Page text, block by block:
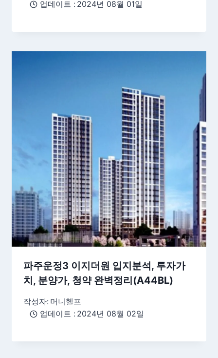
업데이트 : 2024년 08월 01일
파주운정3 이지더원 입지분석, 투자가
치, 분양가, 청약 완벽정리(A44BL)
작성자: 머니헬프
업데이트 : 2024년 08월 02일